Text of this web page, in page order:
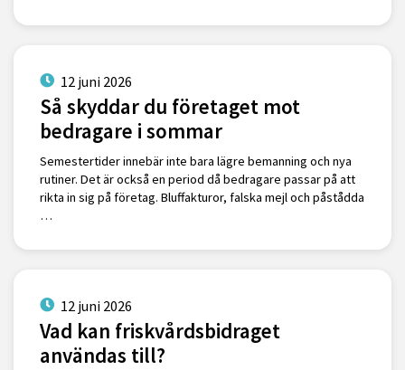
12 juni 2026
Så skyddar du företaget mot
bedragare i sommar
Semestertider innebär inte bara lägre bemanning och nya
rutiner. Det är också en period då bedragare passar på att
rikta in sig på företag. Bluffakturor, falska mejl och påstådda
…
12 juni 2026
Vad kan friskvårdsbidraget
användas till?